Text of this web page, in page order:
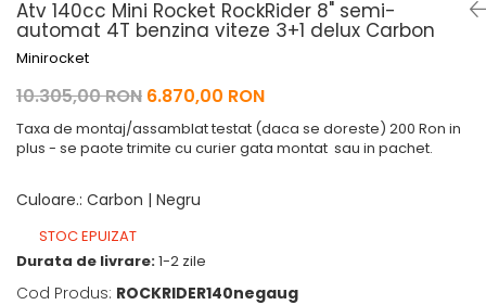
Pelerine de ploaie
Protectii
Tricou / Geci / Termic
Roti/Accesorii
Ambreiaj
Cabluri si Conducte
Uleiuri si Lubrifianti
Suspensii
Transmisie
Atv 140cc Mini Rocket RockRider 8" semi-
automat 4T benzina viteze 3+1 delux Carbon
Minirocket
10.305,00 RON 6.870,00 RON
Taxa de montaj/assamblat testat (daca se doreste) 200 Ron in
plus - se paote trimite cu curier gata montat sau in pachet.
Culoare.: Carbon | Negru
STOC EPUIZAT
Durata de livrare:1-2 zile
Cod Produs: ROCKRIDER140negaug